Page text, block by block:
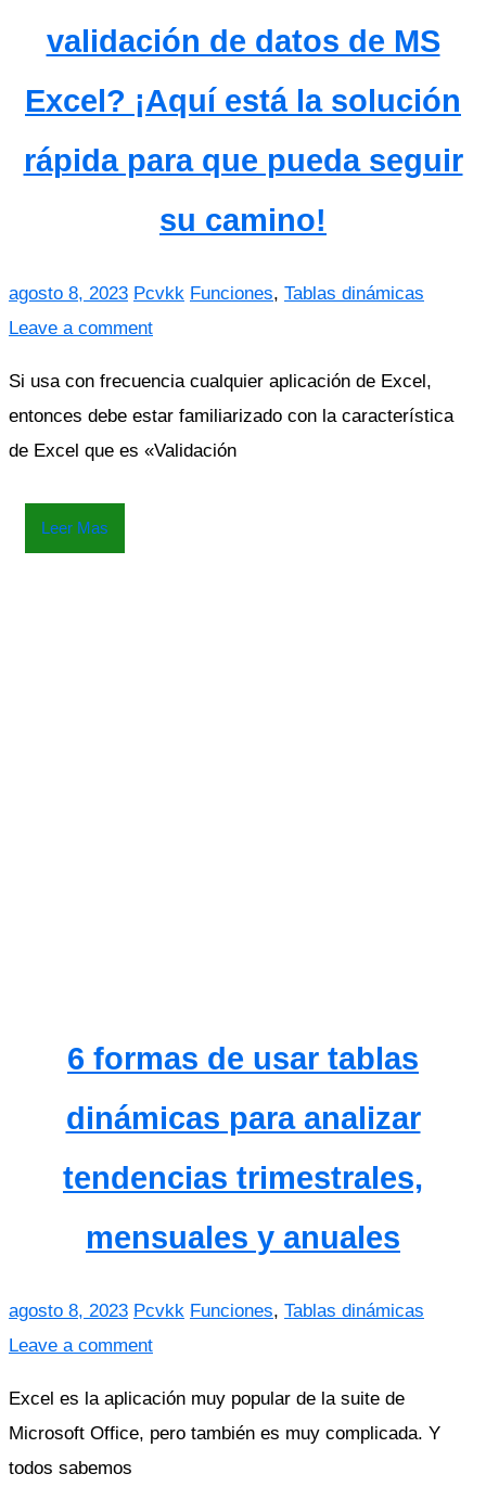
validación de datos de MS
Excel? ¡Aquí está la solución
rápida para que pueda seguir
su camino!
agosto 8, 2023 Pcvkk Funciones, Tablas dinámicas
Leave a comment
Si usa con frecuencia cualquier aplicación de Excel,
entonces debe estar familiarizado con la característica
de Excel que es «Validación
Leer Mas
6 formas de usar tablas
dinámicas para analizar
tendencias trimestrales,
mensuales y anuales
agosto 8, 2023 Pcvkk Funciones, Tablas dinámicas
Leave a comment
Excel es la aplicación muy popular de la suite de
Microsoft Office, pero también es muy complicada. Y
todos sabemos